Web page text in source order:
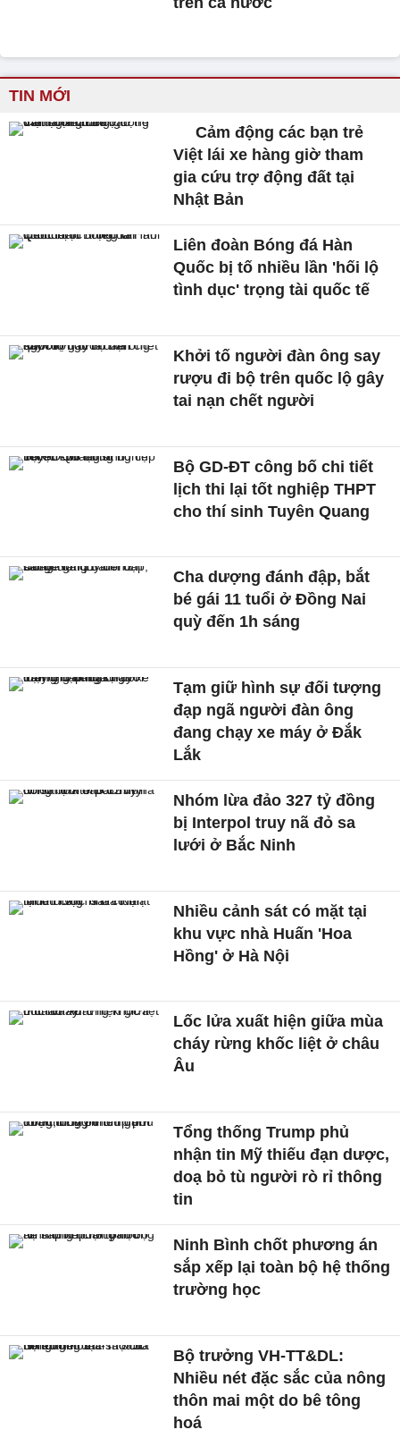
TIN MỚI
Cảm động các bạn trẻ
Việt lái xe hàng giờ tham
gia cứu trợ động đất tại
Nhật Bản
Liên đoàn Bóng đá Hàn
Quốc bị tố nhiều lần 'hối lộ
tình dục' trọng tài quốc tế
Khởi tố người đàn ông say
rượu đi bộ trên quốc lộ gây
tai nạn chết người
Bộ GD-ĐT công bố chi tiết
lịch thi lại tốt nghiệp THPT
cho thí sinh Tuyên Quang
Cha dượng đánh đập, bắt
bé gái 11 tuổi ở Đồng Nai
quỳ đến 1h sáng
Tạm giữ hình sự đối tượng
đạp ngã người đàn ông
đang chạy xe máy ở Đắk
Lắk
Nhóm lừa đảo 327 tỷ đồng
bị Interpol truy nã đỏ sa
lưới ở Bắc Ninh
Nhiều cảnh sát có mặt tại
khu vực nhà Huấn 'Hoa
Hồng' ở Hà Nội
Lốc lửa xuất hiện giữa mùa
cháy rừng khốc liệt ở châu
Âu
Tổng thống Trump phủ
nhận tin Mỹ thiếu đạn dược,
doạ bỏ tù người rò rỉ thông
tin
Ninh Bình chốt phương án
sắp xếp lại toàn bộ hệ thống
trường học
Bộ trưởng VH-TT&DL:
Nhiều nét đặc sắc của nông
thôn mai một do bê tông
hoá